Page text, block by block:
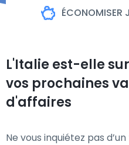
L'Italie est-elle
vos prochaines
d'affaires
Ne vous inquiétez pas